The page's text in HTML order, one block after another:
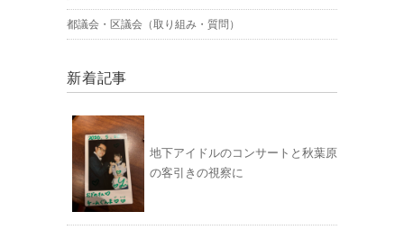
都議会・区議会（取り組み・質問）
新着記事
地下アイドルのコンサートと秋葉原
の客引きの視察に